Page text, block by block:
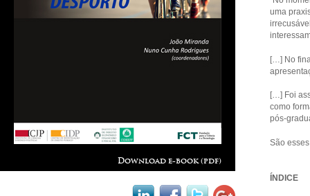
Download e-book (pdf)
uma
[…] No
[…] Foi
como
pós-
São
ÍNDICE